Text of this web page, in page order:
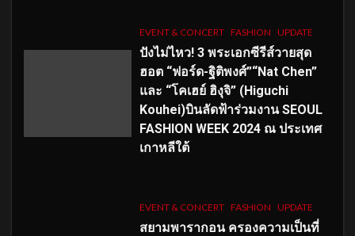
EVENT & CONCERT FASHION UPDATE
ปังไม่ไหว! 3 พระเอกซีรีส์วายสุด
ฮอต “ฟอร์ด-ฐิติพงศ์”“Nat Chen”
และ “โคเฮย์ ฮิงุจิ” (Higuchi
Kouhei)บินลัดฟ้าร่วมงาน SEOUL
FASHION WEEK 2024 ณ ประเทศ
เกาหลีใต้
EVENT & CONCERT FASHION UPDATE
สยามพารากอน ครองความเป็นที่